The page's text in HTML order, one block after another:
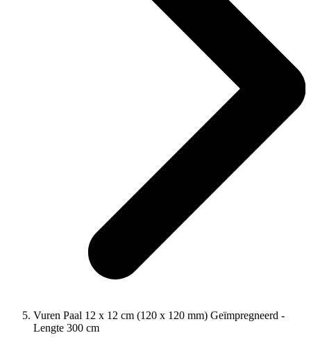
Vuren Paal 12 x 12 cm (120 x 120 mm) Geïmpregneerd -
Lengte 300 cm